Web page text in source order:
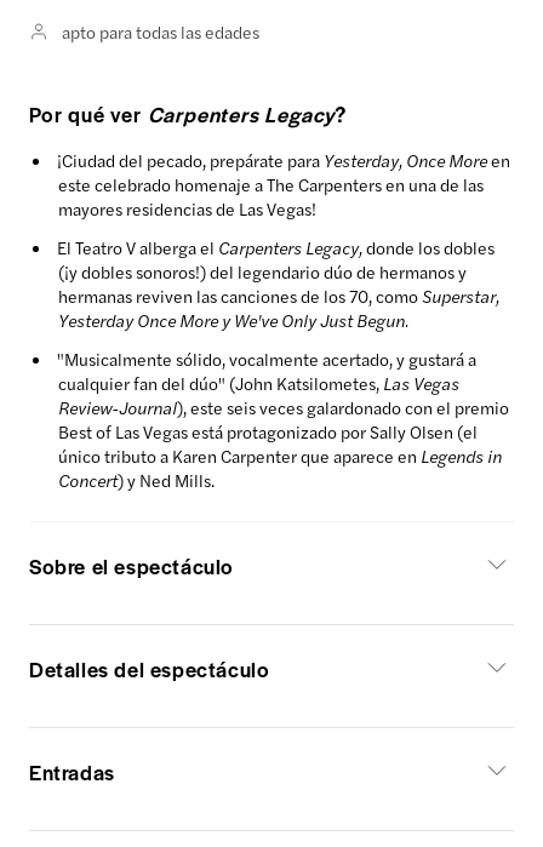
apto para todas las edades
Por qué ver Carpenters Legacy?
¡Ciudad del pecado, prepárate para Yesterday, Once Moreen
este celebrado homenaje a The Carpenters en una de las
mayores residencias de Las Vegas!
El Teatro V alberga el Carpenters Legacy,donde los dobles
(¡y dobles sonoros!) del legendario dúo de hermanos y
hermanas reviven las canciones de los 70, comoSuperstar,
Yesterday Once More y We've Only Just Begun.
"Musicalmente sólido, vocalmente acertado, y gustará a
cualquier fan del dúo" (John Katsilometes, Las Vegas
Review-Journal), este seis veces galardonado con el premio
Best of Las Vegas está protagonizado por Sally Olsen (el
único tributo a Karen Carpenter que aparece en Legends in
Concert) y Ned Mills.
Sobre el espectáculo
Detalles del espectáculo
Entradas